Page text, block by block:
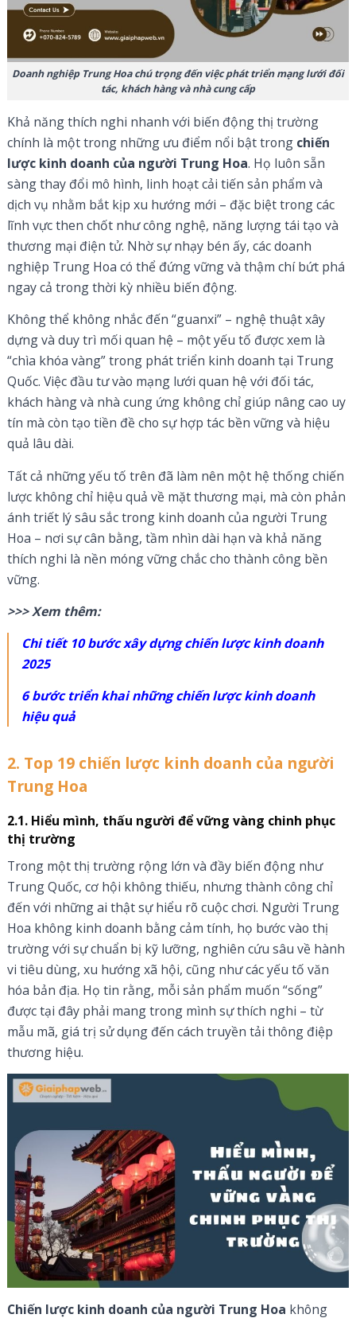
Doanh nghiệp Trung Hoa chú trọng đến việc phát triển mạng lưới đối
tác, khách hàng và nhà cung cấp
Khả năng thích nghi nhanh với biến động thị trường
chính là một trong những ưu điểm nổi bật trong chiến
lược kinh doanh của người Trung Hoa. Họ luôn sẵn
sàng thay đổi mô hình, linh hoạt cải tiến sản phẩm và
dịch vụ nhằm bắt kịp xu hướng mới – đặc biệt trong các
lĩnh vực then chốt như công nghệ, năng lượng tái tạo và
thương mại điện tử. Nhờ sự nhạy bén ấy, các doanh
nghiệp Trung Hoa có thể đứng vững và thậm chí bứt phá
ngay cả trong thời kỳ nhiều biến động.
Không thể không nhắc đến “guanxi” – nghệ thuật xây
dựng và duy trì mối quan hệ – một yếu tố được xem là
“chìa khóa vàng” trong phát triển kinh doanh tại Trung
Quốc. Việc đầu tư vào mạng lưới quan hệ với đối tác,
khách hàng và nhà cung ứng không chỉ giúp nâng cao uy
tín mà còn tạo tiền đề cho sự hợp tác bền vững và hiệu
quả lâu dài.
Tất cả những yếu tố trên đã làm nên một hệ thống chiến
lược không chỉ hiệu quả về mặt thương mại, mà còn phản
ánh triết lý sâu sắc trong kinh doanh của người Trung
Hoa – nơi sự cân bằng, tầm nhìn dài hạn và khả năng
thích nghi là nền móng vững chắc cho thành công bền
vững.
>>> Xem thêm:
Chi tiết 10 bước xây dựng chiến lược kinh doanh
2025
6 bước triển khai những chiến lược kinh doanh
hiệu quả
2. Top 19 chiến lược kinh doanh của người
Trung Hoa
2.1. Hiểu mình, thấu người để vững vàng chinh phục
thị trường
Trong một thị trường rộng lớn và đầy biến động như
Trung Quốc, cơ hội không thiếu, nhưng thành công chỉ
đến với những ai thật sự hiểu rõ cuộc chơi. Người Trung
Hoa không kinh doanh bằng cảm tính, họ bước vào thị
trường với sự chuẩn bị kỹ lưỡng, nghiên cứu sâu về hành
vi tiêu dùng, xu hướng xã hội, cũng như các yếu tố văn
hóa bản địa. Họ tin rằng, mỗi sản phẩm muốn “sống”
được tại đây phải mang trong mình sự thích nghi – từ
mẫu mã, giá trị sử dụng đến cách truyền tải thông điệp
thương hiệu.
Chiến lược kinh doanh của người Trung Hoa không